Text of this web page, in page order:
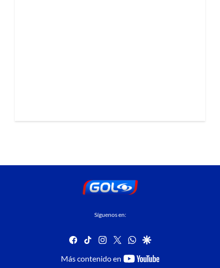
Síguenos en:
facebook
tiktok instagram
twitterwhatsapp
google
Más contenido en
youtube-